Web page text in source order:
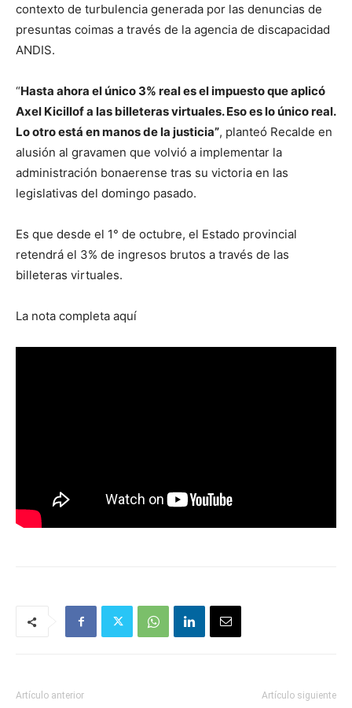
contexto de turbulencia generada por las denuncias de
presuntas coimas a través de la agencia de discapacidad
ANDIS.
“Hasta ahora el único 3% real es el impuesto que aplicó
Axel Kicillof a las billeteras virtuales. Eso es lo único real.
Lo otro está en manos de la justicia”, planteó Recalde en
alusión al gravamen que volvió a implementar la
administración bonaerense tras su victoria en las
legislativas del domingo pasado.
Es que desde el 1° de octubre, el Estado provincial
retendrá el 3% de ingresos brutos a través de las
billeteras virtuales.
La nota completa aquí
Artículo anterior Artículo siguiente